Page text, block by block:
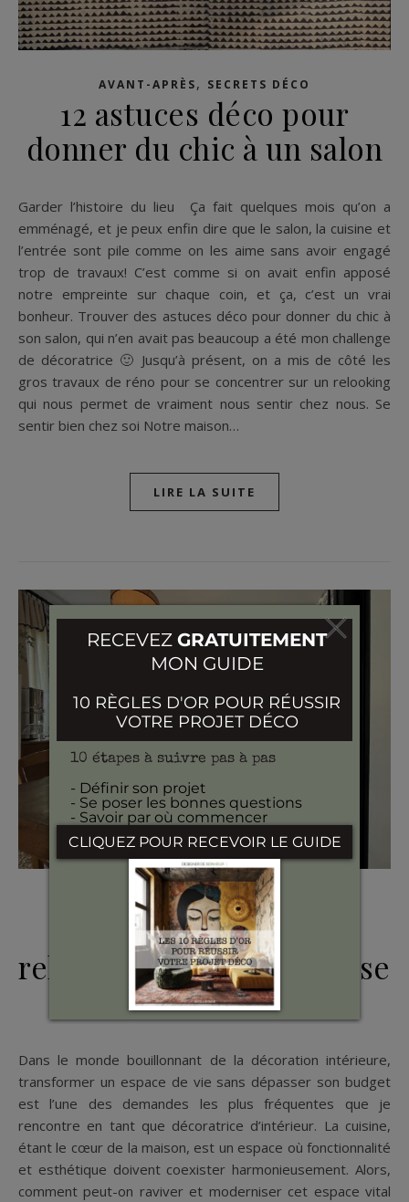
AVANT-APRÈS, SECRETS DÉCO
12 astuces déco pour
donner du chic à un salon
Garder l’histoire du lieu Ça fait quelques mois qu’on a
emménagé, et je peux enfin dire que le salon, la cuisine et
l’entrée sont pile comme on les aime sans avoir engagé
trop de travaux! C’est comme si on avait enfin apposé
notre empreinte sur chaque coin, et ça, c’est un vrai
bonheur. Trouver des astuces déco pour donner du chic à
son salon, qui n’en avait pas beaucoup a été mon challenge
de décoratrice 🙂 Jusqu’à présent, on a mis de côté les
gros travaux de réno pour se concentrer sur un relooking
qui nous permet de vraiment nous sentir chez nous. Se
sentir bien chez soi Notre maison…
LIRE LA SUITE
AVANT-APRÈS
8 astuces déco pour
relooker sa cuisine sans se
ruiner
Dans le monde bouillonnant de la décoration intérieure,
transformer un espace de vie sans dépasser son budget
est l’une des demandes les plus fréquentes que je
rencontre en tant que décoratrice d’intérieur. La cuisine,
étant le cœur de la maison, est un espace où fonctionnalité
et esthétique doivent coexister harmonieusement. Alors,
comment peut-on raviver et moderniser cet espace vital